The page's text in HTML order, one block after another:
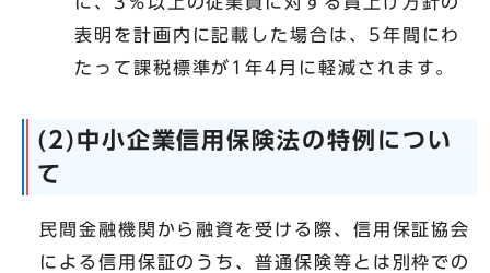
表明を計画内に記載した場合は、5年間にわ
たって課税標準が1年4月に軽減されます。
(2)中小企業信用保険法の特例につい
て
民間金融機関から融資を受ける際、信用保証協会
による信用保証のうち、普通保険等とは別枠での